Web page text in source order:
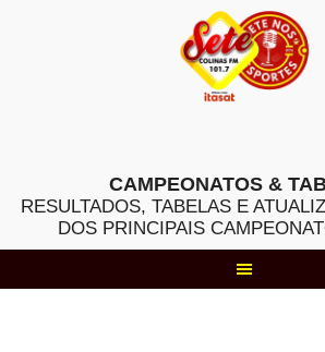
CAMPEONATOS &
RESULTADOS, TABELAS E
DOS PRINCIPAIS